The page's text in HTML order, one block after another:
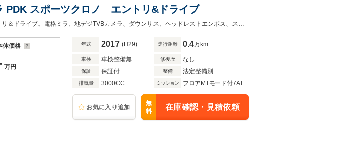
PDK スポーツクロノ エントリ&ドライブ
スポーツクロノ、SPステア、エントリ＆ドライブ、電格ミラ、地デジTVBカメラ、ダウンサス、ヘッドレストエンボス、スペアキー取説保証書
体価格
万円
年式 2017 (H29) 走行距離 0.4万km
車検 車検整備無 修復歴 なし
保証 保証付 整備 法定整備別
排気量 3000CC ミッション フロアMTモード付7AT
お気に入り追加
無
料
在庫確認・見積依頼